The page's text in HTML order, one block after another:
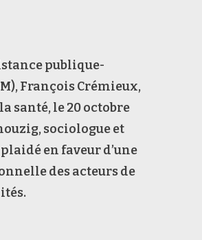
publique-
François Crémieux,
santé, le 20 octobre
sociologue et
en faveur d’une
des acteurs de